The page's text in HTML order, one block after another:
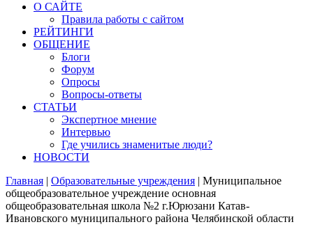
О САЙТЕ
Правила работы с сайтом
РЕЙТИНГИ
ОБЩЕНИЕ
Блоги
Форум
Опросы
Вопросы-ответы
СТАТЬИ
Экспертное мнение
Интервью
Где учились знаменитые люди?
НОВОСТИ
Главная | Образовательные учреждения | Муниципальное
общеобразовательное учреждение основная
общеобразовательная школа №2 г.Юрюзани Катав-
Ивановского муниципального района Челябинской области